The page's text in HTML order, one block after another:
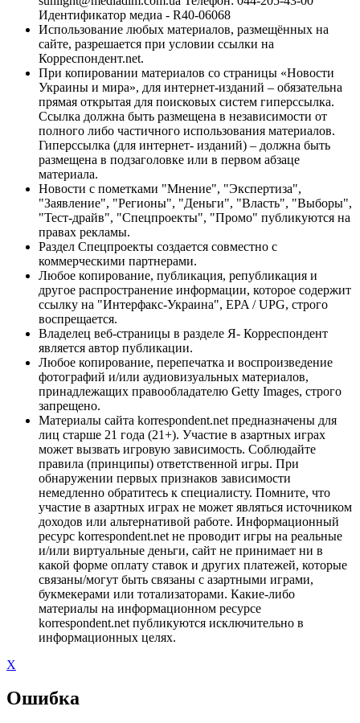
Идентификатор медиа - R40-06068
Использование любых материалов, размещённых на
сайте, разрешается при условии ссылки на
Корреспондент.net.
При копировании материалов со страницы «Новости
Украины и мира», для интернет-изданий – обязательна
прямая открытая для поисковых систем гиперссылка.
Ссылка должна быть размещена в независимости от
полного либо частичного использования материалов.
Гиперссылка (для интернет- изданий) – должна быть
размещена в подзаголовке или в первом абзаце
материала.
Новости с пометками "Мнение", "Экспертиза",
"Заявление", "Регионы", "Деньги", "Власть", "Выборы",
"Тест-драйв", "Спецпроекты", "Промо" публикуются на
правах рекламы.
Раздел Спецпроекты создается совместно с
коммерческими партнерами.
Любое копирование, публикация, републикация и
другое распространение информации, которое содержит
ссылку на "Интерфакс-Украина", EPA / UPG, строго
воспрещается.
Владелец веб-страницы в разделе Я- Корреспондент
является автор публикации.
Любое копирование, перепечатка и воспроизведение
фотографий и/или аудиовизуальных материалов,
принадлежащих правообладателю Getty Images, строго
запрещено.
Материалы сайта korrespondent.net предназначены для
лиц старше 21 года (21+). Участие в азартных играх
может вызвать игровую зависимость. Соблюдайте
правила (принципы) ответственной игры. При
обнаружении первых признаков зависимости
немедленно обратитесь к специалисту. Помните, что
участие в азартных играх не может являться источником
доходов или альтернативой работе. Информационный
ресурс korrespondent.net не проводит игры на реальные
и/или виртуальные деньги, сайт не принимает ни в
какой форме оплату ставок и других платежей, которые
связаны/могут быть связаны с азартными играми,
букмекерами или тотализаторами. Какие-либо
материалы на информационном ресурсе
korrespondent.net публикуются исключительно в
информационных целях.
X
Ошибка